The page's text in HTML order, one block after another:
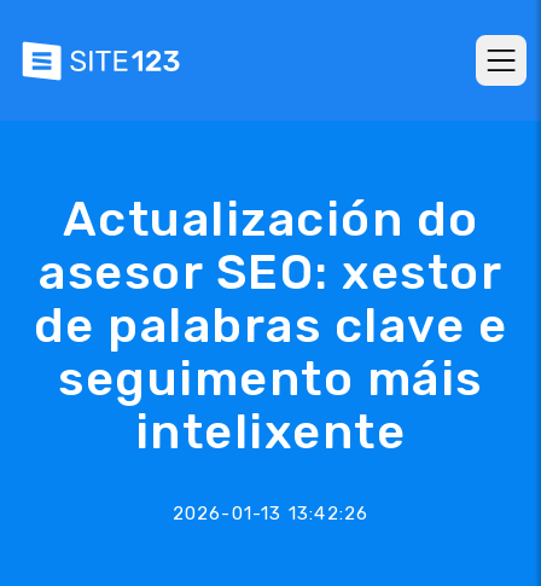
Actualización do
asesor SEO: xestor
de palabras clave e
seguimento máis
intelixente
2026-01-13 13:42:26